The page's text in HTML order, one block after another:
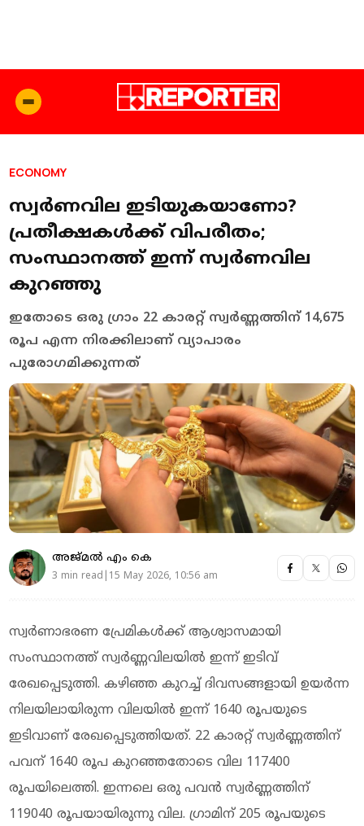
ECONOMY
സ്വർണവില ഇടിയുകയാണോ?
പ്രതീക്ഷകള്‍ക്ക് വിപരീതം;
സംസ്ഥാനത്ത് ഇന്ന് സ്വർണവില
കുറഞ്ഞു
ഇതോടെ ഒരു ഗ്രാം 22 കാരറ്റ് സ്വർണ്ണത്തിന് 14,675
രൂപ എന്ന നിരക്കിലാണ് വ്യാപാരം
പുരോഗമിക്കുന്നത്
അജ്മല്‍ എം കെ
3 min read|15 May 2026, 10:56 am
സ്വർണാഭരണ പ്രേമികള്‍ക്ക് ആശ്വാസമായി
സംസ്ഥാനത്ത് സ്വർണ്ണവിലയിൽ ഇന്ന് ഇടിവ്
രേഖപ്പെടുത്തി. കഴിഞ്ഞ കുറച്ച് ദിവസങ്ങളായി ഉയർന്ന
നിലയിലായിരുന്ന വിലയിൽ ഇന്ന് 1640 രൂപയുടെ
ഇടിവാണ് രേഖപ്പെടുത്തിയത്. 22 കാരറ്റ് സ്വർണ്ണത്തിന്
പവന് 1640 രൂപ കുറഞ്ഞതോടെ വില 117400
രൂപയിലെത്തി. ഇന്നലെ ഒരു പവൻ സ്വർണ്ണത്തിന്
119040 രൂപയായിരുന്നു വില. ഗ്രാമിന് 205 രൂപയുടെ